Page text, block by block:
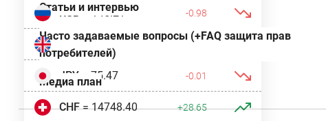
Статьи и интервью
Часто задаваемые вопросы (+FAQ защита прав
потребителей)
Медиа план
RUB= 145.21 -0.98
GBP= 16066.01 +31.13
JPY= 75.47 -0.01
CHF= 14748.40 +28.65